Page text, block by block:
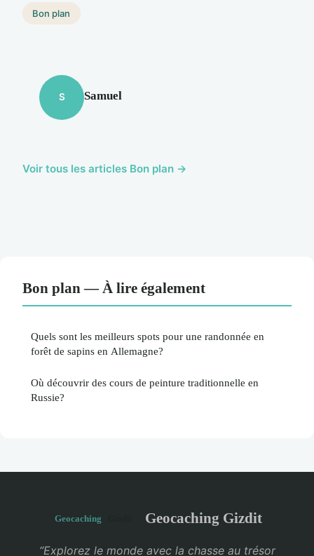
Bon plan
S Samuel
Voir tous les articles Bon plan →
Bon plan — À lire également
Quels sont les meilleurs spots pour une randonnée en
forêt de sapins en Allemagne?
Où découvrir des cours de peinture traditionnelle en
Russie?
Geocaching Gizdit
“Explorez le monde avec la chasse au trésor